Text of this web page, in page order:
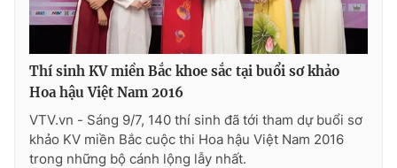
Thí sinh KV miền Bắc khoe sắc tại buổi sơ khảo
Hoa hậu Việt Nam 2016
VTV.vn - Sáng 9/7, 140 thí sinh đã tới tham dự buổi sơ
khảo KV miền Bắc cuộc thi Hoa hậu Việt Nam 2016
trong những bộ cánh lộng lẫy nhất.